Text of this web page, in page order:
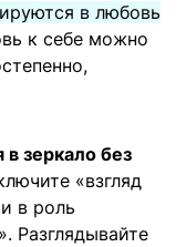
в любовь
к себе можно
в зеркало без
«взгляд
в роль
Разглядывайте